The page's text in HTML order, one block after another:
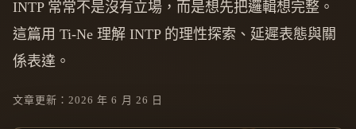
INTP 常常不是沒有立場，而是想先把邏輯想完整。
這篇用 Ti-Ne 理解 INTP 的理性探索、延遲表態與關
係表達。
文章更新：2026 年 6 月 26 日